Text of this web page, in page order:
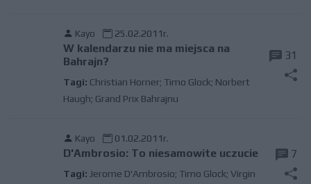
Kayo 25.02.2011r.
W kalendarzu nie ma miejsca na
Bahrajn?
Tagi: Christian Horner; Timo Glock; Norbert
Haugh; Grand Prix Bahrajnu
31
Kayo 01.02.2011r.
D'Ambrosio: To niesamowite uczucie
Tagi: Jerome D'Ambrosio; Timo Glock; Virgin
7